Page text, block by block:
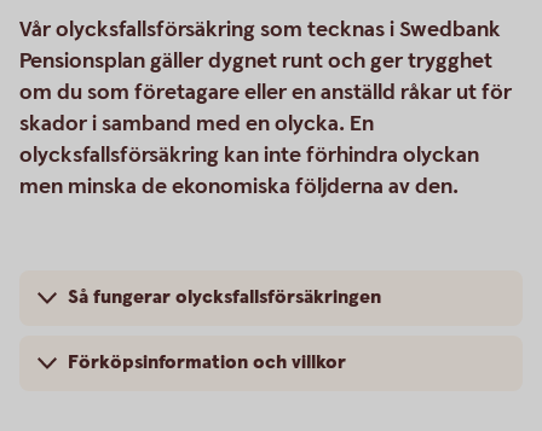
Vår olycksfallsförsäkring som tecknas i Swedbank
Pensionsplan gäller dygnet runt och ger trygghet
om du som företagare eller en anställd råkar ut för
skador i samband med en olycka. En
olycksfallsförsäkring kan inte förhindra olyckan
men minska de ekonomiska följderna av den.
Så fungerar olycksfallsförsäkringen
Förköpsinformation och villkor